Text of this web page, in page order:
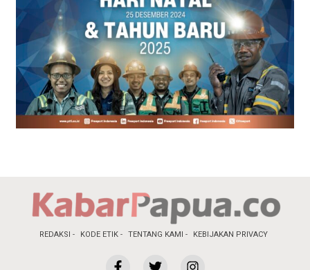
REDAKSI KODE ETIK TENTANG KAMI KEBIJAKAN PRIVACY